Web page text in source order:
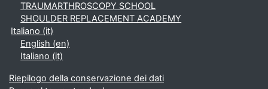
TRAUMARTHROSCOPY SCHOOL
SHOULDER REPLACEMENT ACADEMY
Italiano ‎(it)‎
English ‎(en)‎
Italiano ‎(it)‎
Riepilogo della conservazione dei dati